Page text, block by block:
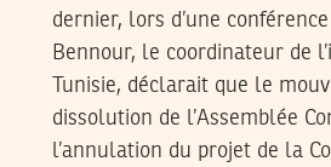
dernier, lors d’une
Bennour, le coordinateur de
Tunisie, déclarait que le
dissolution de l’Assemblée
l’annulation du projet de la